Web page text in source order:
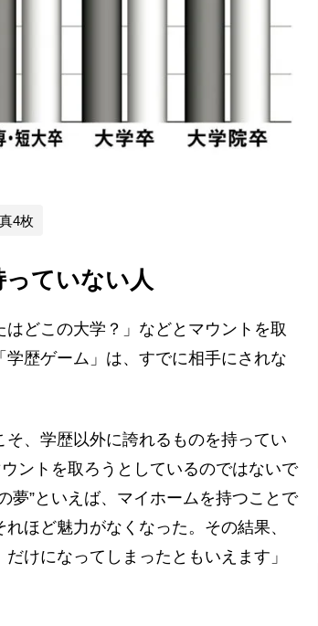
4枚
ていない人
どこの大学？」などとマウントを取
歴ゲーム」は、すでに相手にされな
そ、学歴以外に誇れるものを持ってい
ントを取ろうとしているのではないで
夢”といえば、マイホームを持つことで
ほど魅力がなくなった。その結果、
けになってしまったともいえます」